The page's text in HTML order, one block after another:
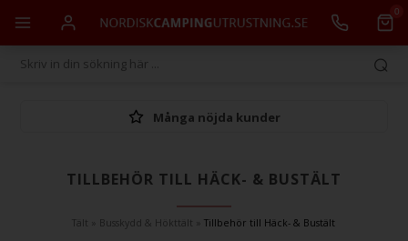
0
Många nöjda kunder
TILLBEHÖR TILL HÄCK- & BUSTÄLT
Tält Busskydd & Hökttält »Tillbehör till Häck- & Bustält